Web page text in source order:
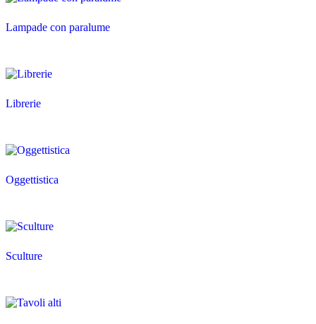
Lampade con paralume
Librerie
Oggettistica
Sculture